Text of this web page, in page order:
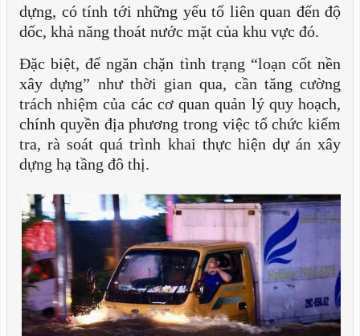
dựng, có tính tới những yếu tố liên quan đến độ
dốc, khả năng thoát nước mặt của khu vực đó.
Đặc biệt, để ngăn chặn tình trạng “loạn cốt nền
xây dựng” như thời gian qua, cần tăng cường
trách nhiệm của các cơ quan quản lý quy hoạch,
chính quyền địa phương trong việc tổ chức kiểm
tra, rà soát quá trình khai thực hiện dự án xây
dựng hạ tầng đô thị.